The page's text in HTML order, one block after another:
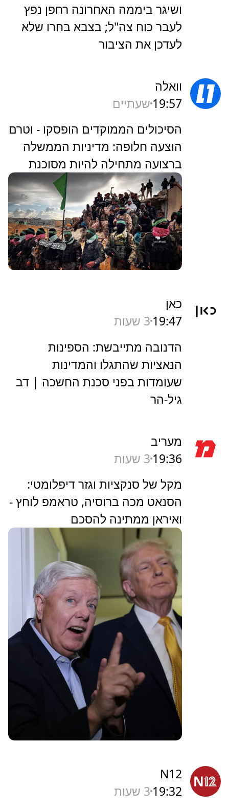
ושיגר ביממה האחרונה רחפן נפץ
לעבר כוח צה"ל; בצבא בחרו שלא
לעדכן את הציבור
וואלה
19:57 שעתיים
הסיכולים הממוקדים הופסקו - וטרם
הוצעה חלופה: מדיניות הממשלה
ברצועה מתחילה להיות מסוכנת
כאן
19:47 3 שעות
הדנובה מתייבשת: הספינות
הנאציות שהתגלו והמדינות
שעומדות בפני סכנת החשכה | דב
גיל-הר
מעריב
19:36 3 שעות
מקל של סנקציות וגזר דיפלומטי:
הסנאט מכה ברוסיה, טראמפ לוחץ -
ואיראן ממתינה להסכם
N12
19:32 3 שעות